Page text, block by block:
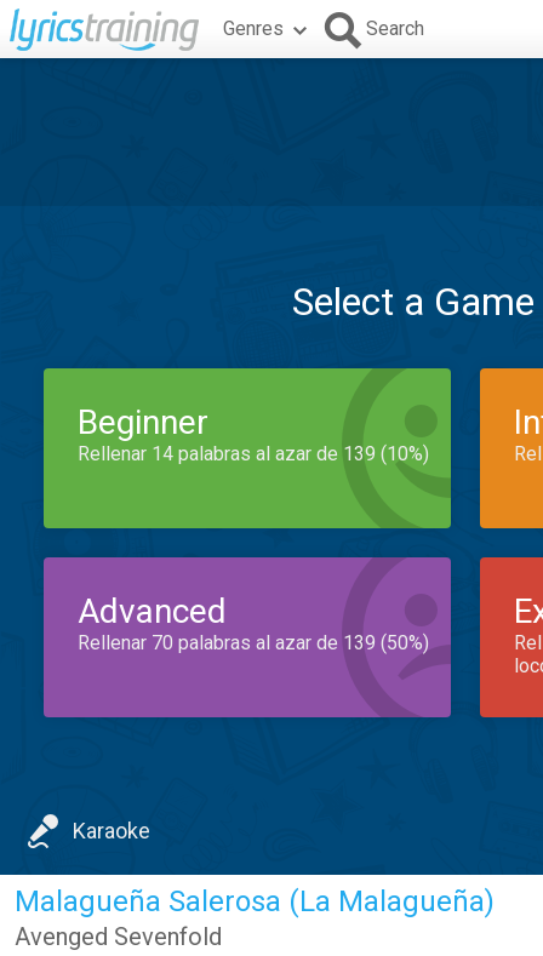
Genres Search
Select a
Beginner
Rellenar 14 palabras al azar de 139 (10%)
Advanced
Rellenar 70 palabras al azar de 139 (50%)
Karaoke
Malagueña Salerosa (La Malagueña)
Avenged Sevenfold